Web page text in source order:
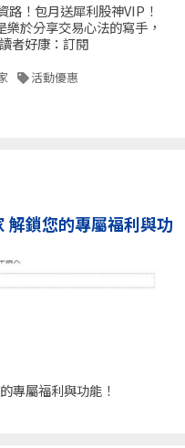
路！包月送犀利股神VIP！
於分享交易心法的寫手，
者好康：訂閱
活動優惠
解鎖您的專屬福利與功
專屬福利與功能！